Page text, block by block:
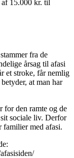
15.000 kr. til
fra de
årsag til afasi
et stroke, får nemlig
at man har
for den ramte og de
sociale liv. Derfor
familier med afasi.